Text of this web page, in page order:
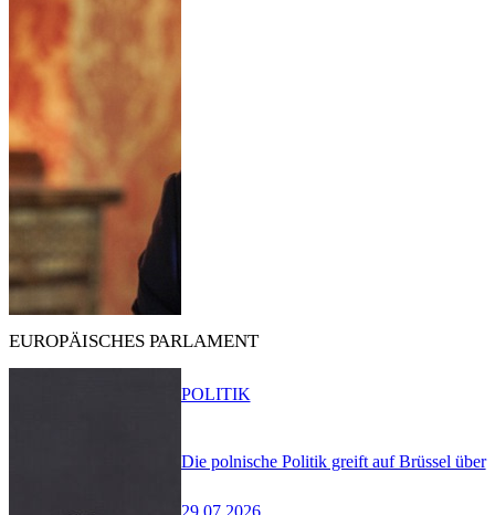
EUROPÄISCHES PARLAMENT
Die polnische Politik greift auf Brüssel über
POLITIK